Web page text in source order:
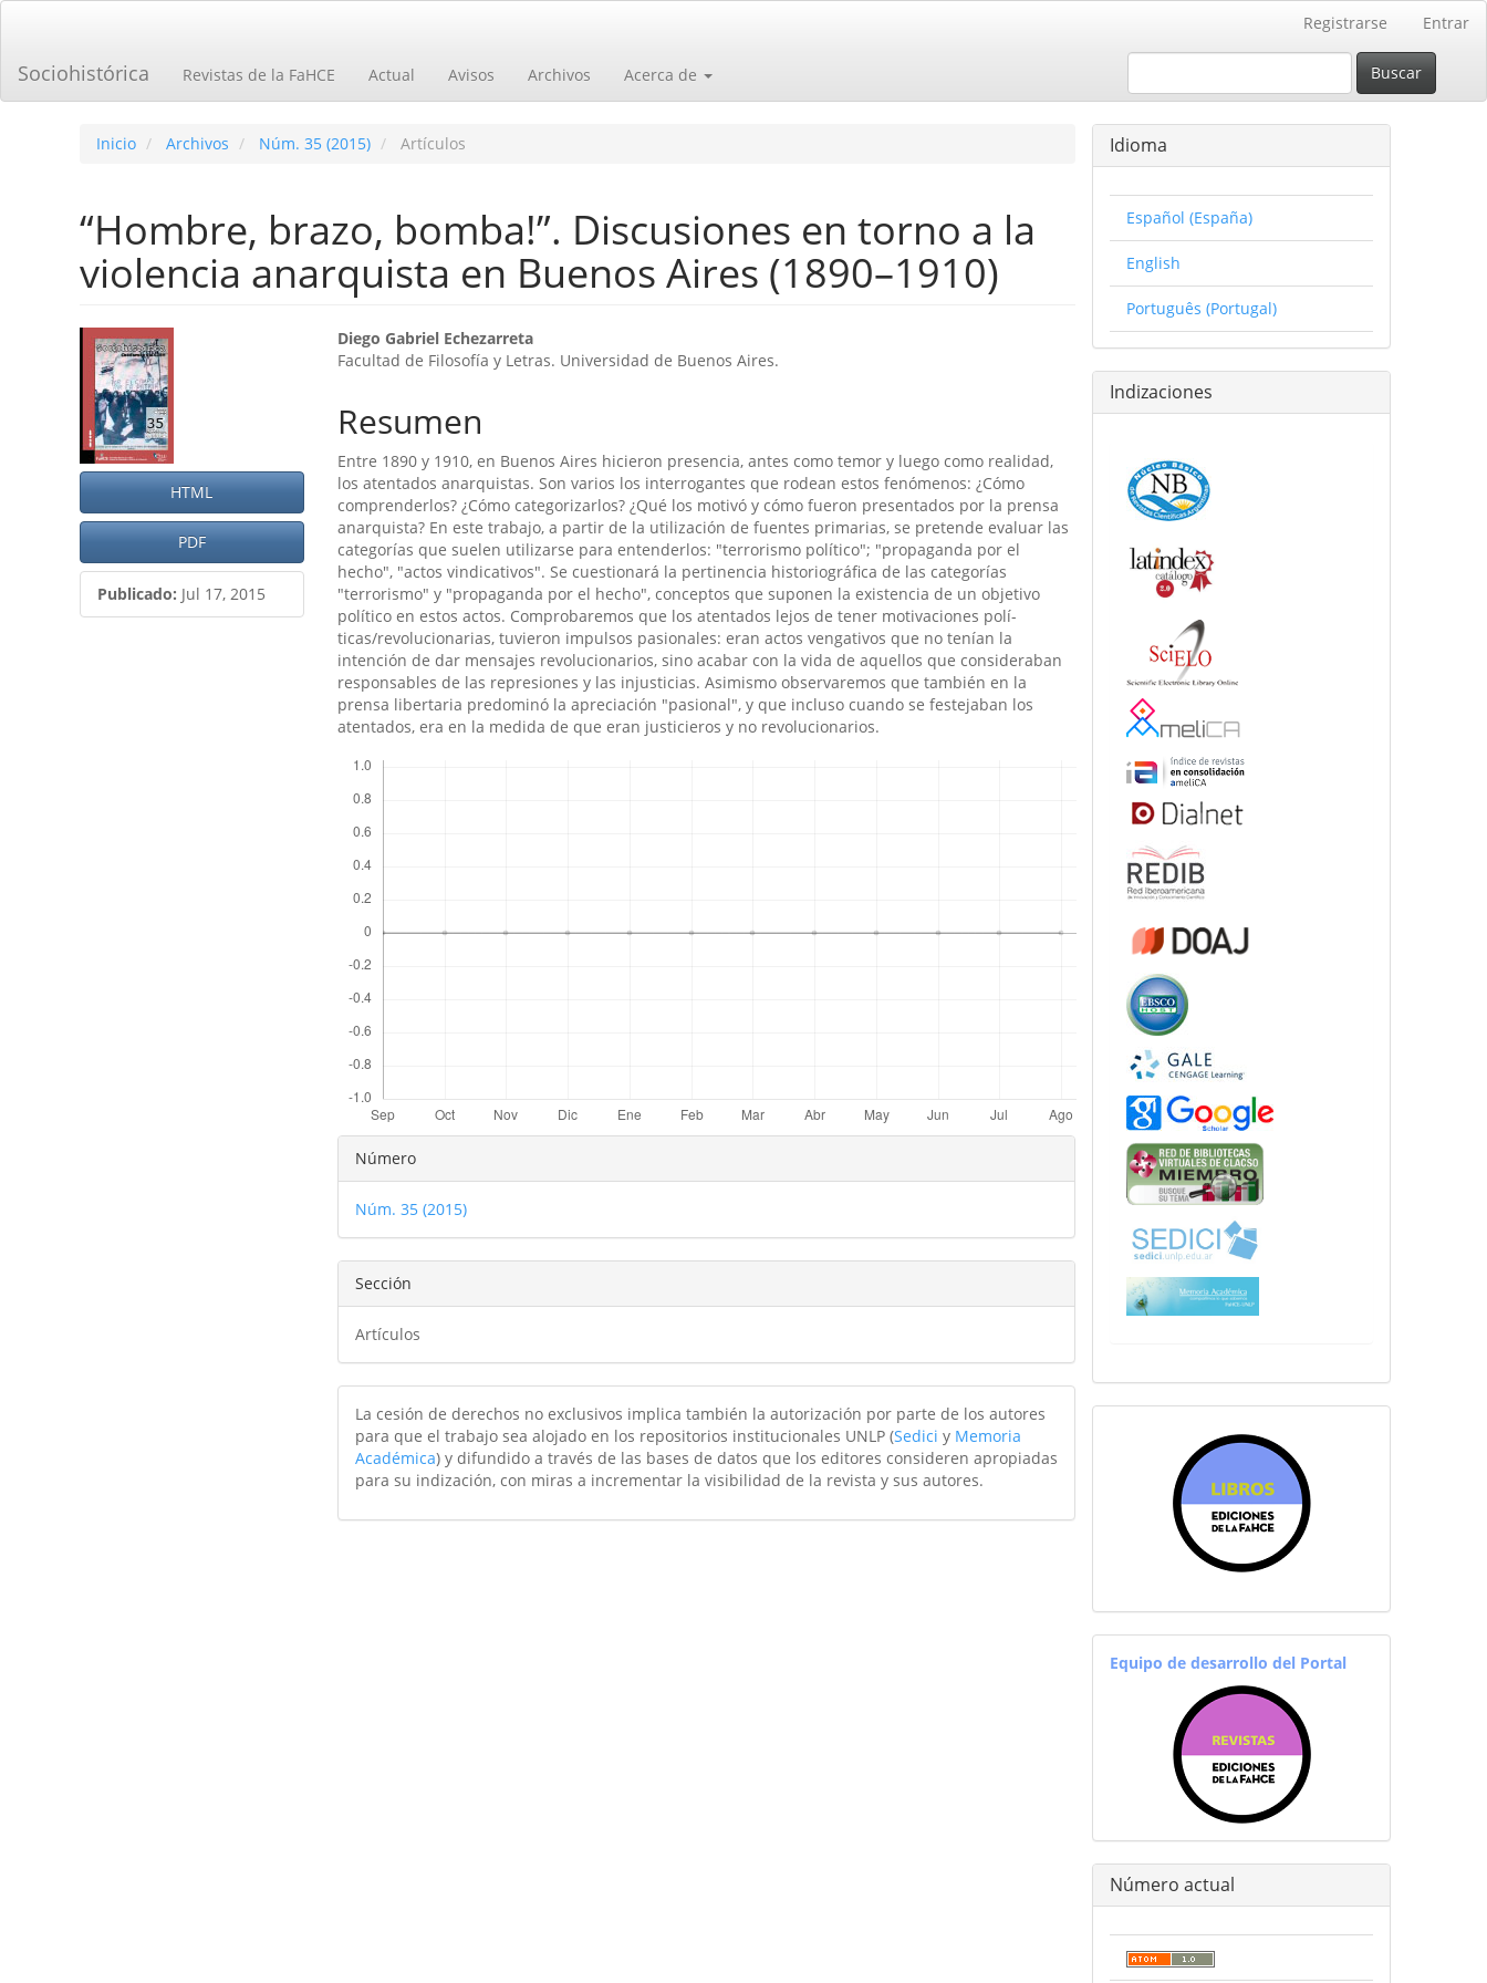
principal
Barra
Registrarse Entrar
Sociohistórica Revistas de la FaHCE Actual Avisos Archivos Acerca de Buscar
Inicio Archivos Núm. 35 (2015) Artículos
“Hombre, brazo, bomba!”. Discusiones en torno a la
violencia anarquista en Buenos Aires (1890–1910)
Barra
lateral
del
artículo
HTML
PDF
Publicado: Jul 17, 2015
Contenido
principal
del
artículo
Diego Gabriel Echezarreta
Facultad de Filosofía y Letras. Universidad de Buenos Aires.
Resumen
Entre 1890 y 1910, en Buenos Aires hicieron presencia, antes como temor y luego como realidad,
los atentados anarquistas. Son varios los interrogantes que rodean estos fenómenos: ¿Cómo
comprenderlos? ¿Cómo categorizarlos? ¿Qué los motivó y cómo fueron presentados por la prensa
anarquista? En este trabajo, a partir de la utilización de fuentes primarias, se pretende evaluar las
categorí­as que suelen utilizarse para entenderlos: "terrorismo polí­tico"; "propaganda por el
hecho", "actos vindicativos". Se cuestionará la pertinencia historiográfica de las categorí­as
"terrorismo" y "propaganda por el hecho", conceptos que suponen la existencia de un objetivo
polí­tico en estos actos. Comprobaremos que los atentados lejos de tener motivaciones polí­
ticas/revolucionarias, tuvieron impulsos pasionales: eran actos vengativos que no tení­an la
intención de dar mensajes revolucionarios, sino acabar con la vida de aquellos que consideraban
responsables de las represiones y las injusticias. Asimismo observaremos que también en la
prensa libertaria predominó la apreciación "pasional", y que incluso cuando se festejaban los
atentados, era en la medida de que eran justicieros y no revolucionarios.
Detalles
del
artículo
Número
Núm. 35 (2015)
Sección
Artículos
La cesión de derechos no exclusivos implica también la autorización por parte de los autores
para que el trabajo sea alojado en los repositorios institucionales UNLP (Sedici y Memoria
Académica) y difundido a través de las bases de datos que los editores consideren apropiadas
para su indización, con miras a incrementar la visibilidad de la revista y sus autores.
Idioma
Español (España)
English
Português (Portugal)
Indizaciones
equiporevistas
Equipo de desarrollo del Portal
Número actual